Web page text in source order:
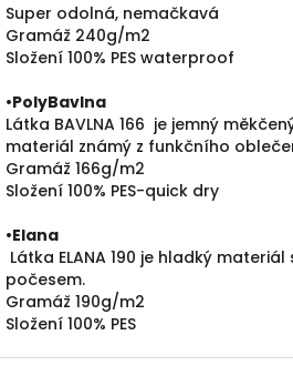
Super odolná, nemačkavá
Gramáž 240g/m2
Složení 100% PES waterproof
•PolyBavlna
Látka BAVLNA 166 je jemný
materiál známý z funkčního
Gramáž 166g/m2
Složení 100% PES-quick dry
•Elana
Látka ELANA 190 je hladký
počesem.
Gramáž 190g/m2
Složení 100% PES
Z